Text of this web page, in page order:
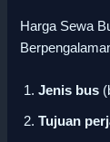
Harga Sewa
Jenis bus
Tujuan